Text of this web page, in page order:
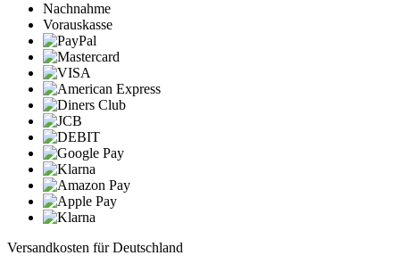
Nachnahme
Vorauskasse
Versandkosten für Deutschland